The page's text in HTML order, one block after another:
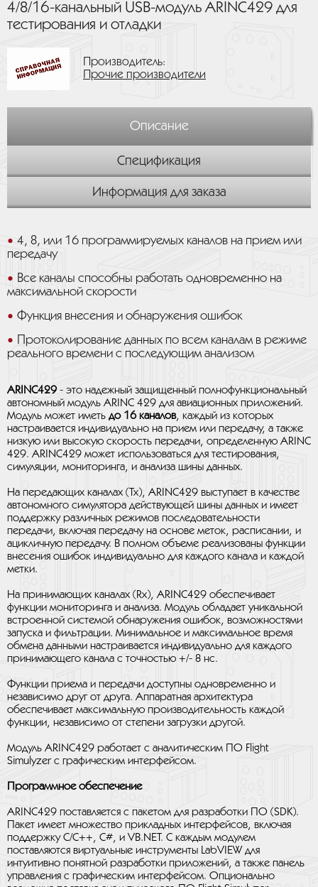
4/8/16-канальный USB-модуль ARINC429 для
тестирования и отладки
Производитель:
Прочие производители
Описание
Спецификация
Информация для заказа
4, 8, или 16 программируемых каналов на прием или
передачу
Все каналы способны работать одновременно на
максимальной скорости
Функция внесения и обнаружения ошибок
Протоколирование данных по всем каналам в режиме
реального времени с последующим анализом
ARINC429 - это надежный защищенный полнофункциональный
автономный модуль ARINC 429 для авиационных приложений.
Модуль может иметь до 16 каналов, каждый из которых
настраивается индивидуально на прием или передачу, а также
низкую или высокую скорость передачи, определенную ARINC
429. ARINC429 может использоваться для тестирования,
симуляции, мониторинга, и анализа шины данных.
На передающих каналах (Tx), ARINC429 выступает в качестве
автономного симулятора действующей шины данных и имеет
поддержку различных режимов последовательности
передачи, включая передачу на основе меток, расписании, и
ацикличную передачу. В полном объеме реализованы функции
внесения ошибок индивидуально для каждого канала и каждой
метки.
На принимающих каналах (Rx), ARINC429 обеспечивает
функции мониторинга и анализа. Модуль обладает уникальной
встроенной системой обнаружения ошибок, возможностями
запуска и фильтрации. Минимальное и максимальное время
обмена данными настраивается индивидуально для каждого
принимающего канала с точностью +/- 8 нс.
Функции приема и передачи доступны одновременно и
независимо друг от друга. Аппаратная архитектура
обеспечивает максимальную производительность каждой
функции, независимо от степени загрузки другой.
Модуль ARINC429 работает с аналитическим ПО Flight
Simulyzer с графическим интерфейсом.
Программное обеспечение
ARINC429 поставляется с пакетом для разработки ПО (SDK).
Пакет имеет множество прикладных интерфейсов, включая
поддержку C/C++, C#, и VB.NET. С каждым модулем
поставляются виртуальные инструменты LabVIEW для
интуитивно понятной разработки приложений, а также панель
управления с графическим интерфейсом. Опционально